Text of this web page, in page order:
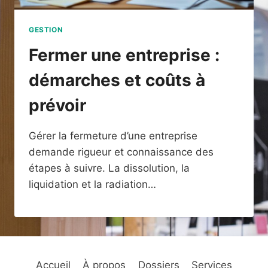
GESTION
Fermer une entreprise :
démarches et coûts à
prévoir
Gérer la fermeture d’une entreprise
demande rigueur et connaissance des
étapes à suivre. La dissolution, la
liquidation et la radiation…
Accueil À propos Dossiers Services